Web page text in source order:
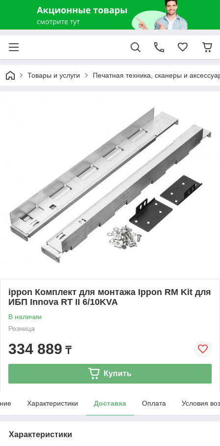
Товары и услуги Печатная техника, сканеры и
ippon Комплект для монтажа Ippon RM Kit для
ИБП Innova RT II 6/10KVA
В наличии
Розница
334 889 ₸
Купить
Характеристики Доставка Оплата Условия
Характеристики